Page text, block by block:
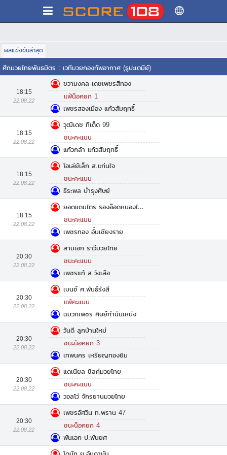
ผลแข่งขันล่าสุด
ศึกมวยไทยพันธมิตร : เวทีมวยกองทัพอากาศ (ธูปะเตมีย์)
18:15
22.08.22
ขวามงคล เดชเพชรสีทอง
แพ้น็อคยก 1
เพชรสองเมือง แก้วสัมฤทธิ์
18:15
22.08.22
วุฒิเดช ทีเด็ด 99
ชนะคะแนน
แก้วกล้า แก้วสัมฤทธิ์
18:15
22.08.22
โอเล่ย์เล็ก ส.แก่นใจ
ชนะคะแนน
ธีระพล​ บำรุง​ศิษย์
18:15
22.08.22
ยอดแดนไตร รองอ๊อดหนองไม้แดง
ชนะคะแนน
เพชรทอง อั๋นเชียงราย
20:30
22.08.22
สามเอก ราวีมวยไทย
ชนะคะแนน
เพชรแท้ ส.วังเสือ
20:30
22.08.22
เบนซ์ ศ.พันธ์รังสี
แพ้คะแนน
ฉมวกเพชร ศิษย์กำนันเหน่ง
20:30
22.08.22
วันดี ลูกบ้านใหม่
ชนะน็อคยก 3
เทพนคร เหรียญทองยิม
20:30
22.08.22
แดเนียล ชิลค์มวยไทย
ชนะคะแนน
วอลโว่ จักรยานมวยไทย
20:30
22.08.22
เพชรอัศวิน ท.พราน 47
ชนะน็อคยก 4
พันเอก ป.พันยศ